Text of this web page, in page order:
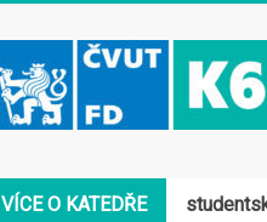
VÍCE O KATEDŘE